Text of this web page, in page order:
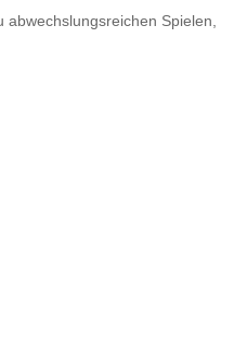
Spielen,